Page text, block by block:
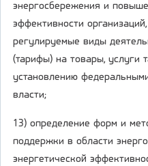
энергосбережения и
эффективности
регулируемые виды
(тарифы) на товары, услуги
установлению
власти;
13) определение форм и
поддержки в области
энергетической